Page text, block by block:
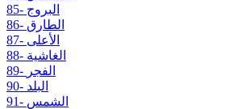
85- البروج
86- الطارق
87- الأعلى
88- الغاشية
89- الفجر
90- البلد
91- الشمس